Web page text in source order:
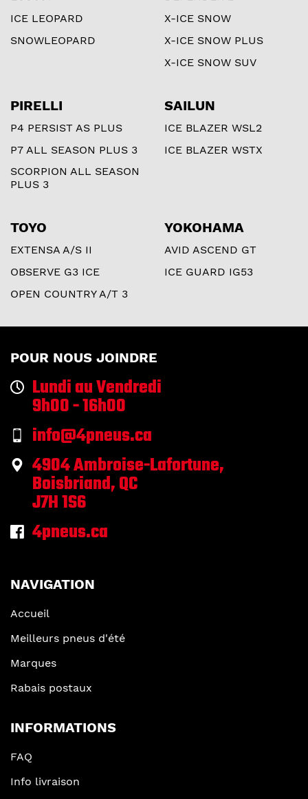
ICE LEOPARD
SNOWLEOPARD
X-ICE SNOW
X-ICE SNOW PLUS
X-ICE SNOW SUV
PIRELLI
P4 PERSIST AS PLUS
P7 ALL SEASON PLUS 3
SCORPION ALL SEASON
PLUS 3
SAILUN
ICE BLAZER WSL2
ICE BLAZER WSTX
TOYO
EXTENSA A/S II
OBSERVE G3 ICE
OPEN COUNTRY A/T 3
YOKOHAMA
AVID ASCEND GT
ICE GUARD IG53
POUR NOUS JOINDRE
Lundi au Vendredi
9h00 - 16h00
info@4pneus.ca
4904 Ambroise-Lafortune,
Boisbriand, QC
J7H 1S6
4pneus.ca
NAVIGATION
Accueil
Meilleurs pneus d'été
Marques
Rabais postaux
INFORMATIONS
FAQ
Info livraison